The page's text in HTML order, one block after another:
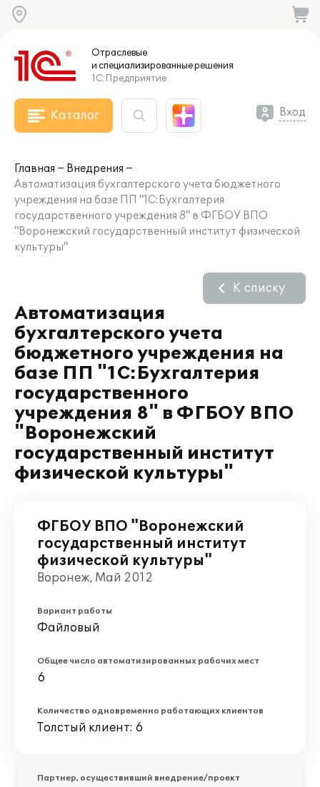
Отраслевые
и специализированныерешения
1С:Предприятие
Каталог Вход
Главная
Внедрения
Автоматизация бухгалтерского учета бюджетного
учреждения на базе ПП "1С:Бухгалтерия
государственного учреждения 8" в ФГБОУ ВПО
"Воронежский государственный институт физической
культуры"
Автоматизация
бухгалтерского учета
бюджетного учреждения на
базе ПП "1С:Бухгалтерия
государственного
учреждения 8" в ФГБОУ ВПО
"Воронежский
государственный институт
физической культуры"
К списку
ФГБОУ ВПО "Воронежский
государственный институт
физической культуры"
Воронеж, Май 2012
Вариант работы
Файловый
Общее число автоматизированных рабочих мест
6
Количество одновременно работающих клиентов
Толстый клиент: 6
Партнер, осуществивший внедрение/проект